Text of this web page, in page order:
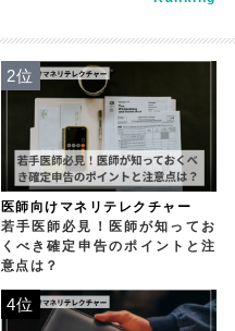
医師向けマネリテレクチャー
若手医師必見！医師が知ってお
くべき確定申告のポイントと注
意点は？
2位
4位